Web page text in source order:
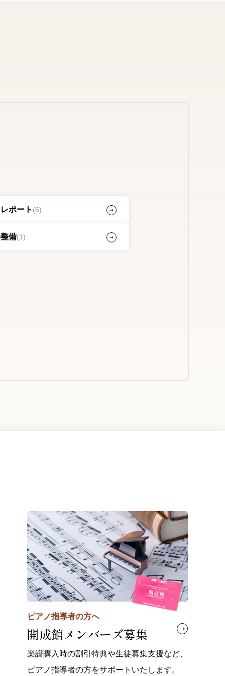
ポート (6)
備(1)
ピアノ指導者の方へ
開成館メンバーズ募集
楽譜購入時の割引特典や生徒募集支援など、
ピアノ指導者の方をサポートいたします。